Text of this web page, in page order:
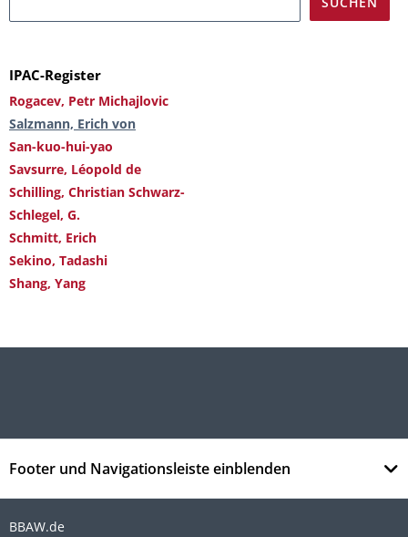
IPAC-Register
Rogacev, Petr Michajlovic
Salzmann, Erich von
San-kuo-hui-yao
Savsurre, Léopold de
Schilling, Christian Schwarz-
Schlegel, G.
Schmitt, Erich
Sekino, Tadashi
Shang, Yang
Footer und Navigationsleiste einblenden
BBAW.de